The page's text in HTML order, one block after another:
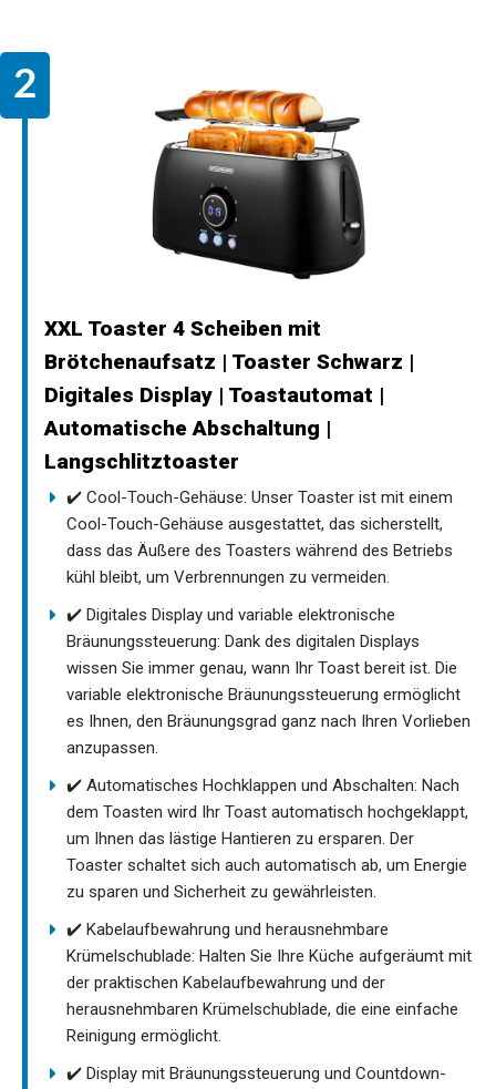
XXL Toaster 4 Scheiben mit
Brötchenaufsatz | Toaster Schwarz |
Digitales Display | Toastautomat |
Automatische Abschaltung |
Langschlitztoaster
✔️ Cool-Touch-Gehäuse: Unser Toaster ist mit einem
Cool-Touch-Gehäuse ausgestattet, das sicherstellt,
dass das Äußere des Toasters während des Betriebs
kühl bleibt, um Verbrennungen zu vermeiden.
✔️ Digitales Display und variable elektronische
Bräunungssteuerung: Dank des digitalen Displays
wissen Sie immer genau, wann Ihr Toast bereit ist. Die
variable elektronische Bräunungssteuerung ermöglicht
es Ihnen, den Bräunungsgrad ganz nach Ihren Vorlieben
anzupassen.
✔️ Automatisches Hochklappen und Abschalten: Nach
dem Toasten wird Ihr Toast automatisch hochgeklappt,
um Ihnen das lästige Hantieren zu ersparen. Der
Toaster schaltet sich auch automatisch ab, um Energie
zu sparen und Sicherheit zu gewährleisten.
✔️ Kabelaufbewahrung und herausnehmbare
Krümelschublade: Halten Sie Ihre Küche aufgeräumt mit
der praktischen Kabelaufbewahrung und der
herausnehmbaren Krümelschublade, die eine einfache
Reinigung ermöglicht.
✔️ Display mit Bräunungssteuerung und Countdown-